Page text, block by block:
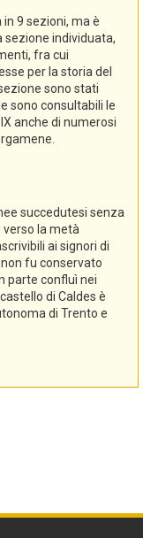
in 9 sezioni, ma è
sezione individuata,
fra cui
per la storia del
sono stati
sono consultabili le
anche di numerosi
succedutesi senza
la metà
ai signori di
fu conservato
parte confluì nei
di Caldes è
di Trento e